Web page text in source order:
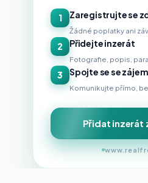
1 Zaregistrujte se
Žádné poplatky ani
2 Přidejte inzerát
Fotografie, popis,
3 Spojte se se
Komunikujte přímo,
Přidat inzerát